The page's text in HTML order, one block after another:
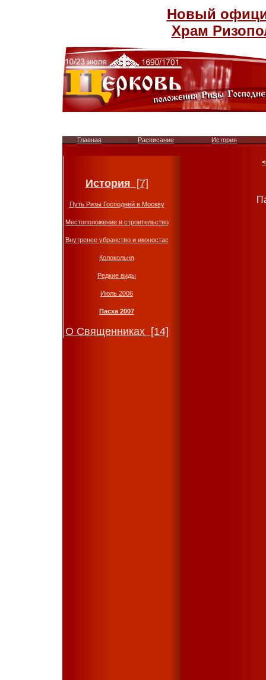
Новый
Храм
Главная Расписание История
История [7]
Путь Ризы Господней в Москву
Местоположение и строительство
Внутренее убранство и иконостас
Колокольня
Редкие виды
Июль 2006
Пасха 2007
О Священниках [14]